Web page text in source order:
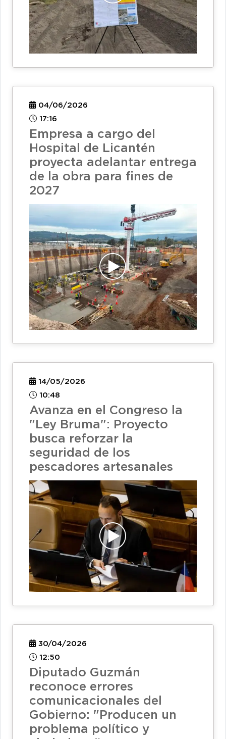
04/06/2026
17:16
Empresa a cargo del
Hospital de Licantén
proyecta adelantar entrega
de la obra para fines de
2027
14/05/2026
10:48
Avanza en el Congreso la
"Ley Bruma": Proyecto
busca reforzar la
seguridad de los
pescadores artesanales
30/04/2026
12:50
Diputado Guzmán
reconoce errores
comunicacionales del
Gobierno: "Producen un
problema político y